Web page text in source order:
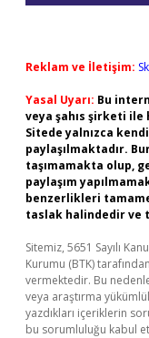
Reklam ve İletişim:
Yasal Uyarı: Bu
veya şahıs şirketi ile
Sitede yalnızca
paylaşılmaktadır.
taşımamakta olup,
paylaşım
benzerlikleri
taslak halindedir ve
Sitemiz, 5651 Sayılı
Kurumu (BTK)
vermektedir. Bu
veya araştırma
yazdıkları içeriklerin
bu sorumluluğu kabul